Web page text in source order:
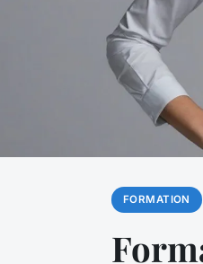
FORMATION